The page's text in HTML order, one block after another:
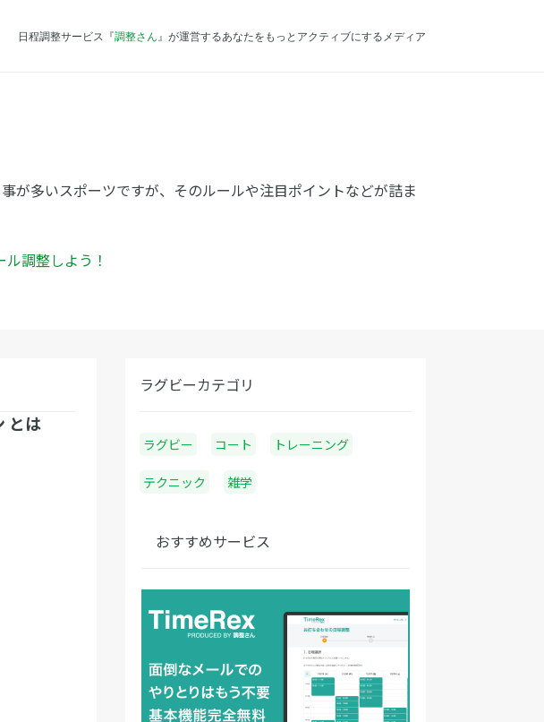
日程調整サービス『調整さん 』が運営するあなたをもっとアクティブにするメディア
が多いスポーツですが、そのルールや注目ポイントなどが詰ま
調整しよう！
とは
ラグビーカテゴリ
ラグビー コート トレーニング
テクニック 雑学
おすすめサービス